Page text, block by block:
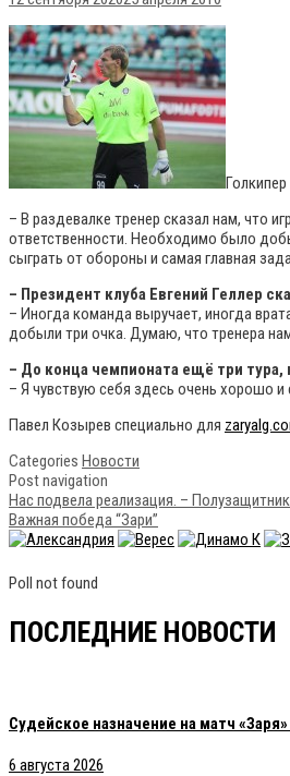
– В раздевалке тренер сказал нам, что
ответственности. Необходимо было
сыграть от обороны и самая главная
– Президент клуба Евгений Геллер
– Иногда команда выручает, иногда
добыли три очка. Думаю, что тренера
– До конца чемпионата ещё три
– Я чувствую себя здесь очень хорошо и
Павел Козырев специально для
Categories Новости
Post navigation
Нас подвела реализация. –
Важная победа “Зари”
Poll not found
ПОСЛЕДНИЕ НОВОСТИ
Судейское назначение на матч
6 августа 2026